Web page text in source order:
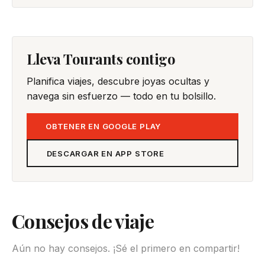
Lleva Tourants contigo
Planifica viajes, descubre joyas ocultas y
navega sin esfuerzo — todo en tu bolsillo.
OBTENER EN GOOGLE PLAY
DESCARGAR EN APP STORE
Consejos de viaje
Aún no hay consejos. ¡Sé el primero en compartir!